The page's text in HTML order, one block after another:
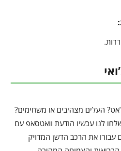
העלים מצהיבים או משחימים?
לנו עכשיו הודעת וואטסאפ עם
עבורו את הרכב הדשן המדויק